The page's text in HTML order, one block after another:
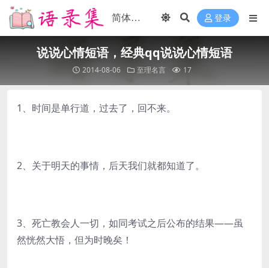
登录
说说心情短语，经典qq说说心情短语
2014-08-06 至理名言 17
1、时间是单行道，过去了，回不来。
2、关于明天的事情，后天我们就都知道了。
3、死亡教会人一切，如同考试之后公布的结果——虽
然恍然大悟，但为时晚矣！